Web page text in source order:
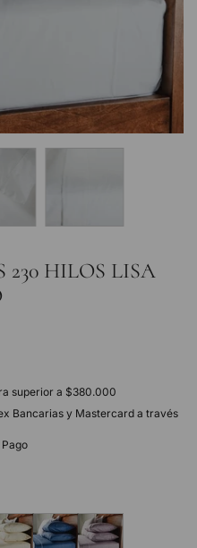
230 HILOS LISA
superior a $380.000
Bancarias y Mastercard a través
N
a
A
z
L
i